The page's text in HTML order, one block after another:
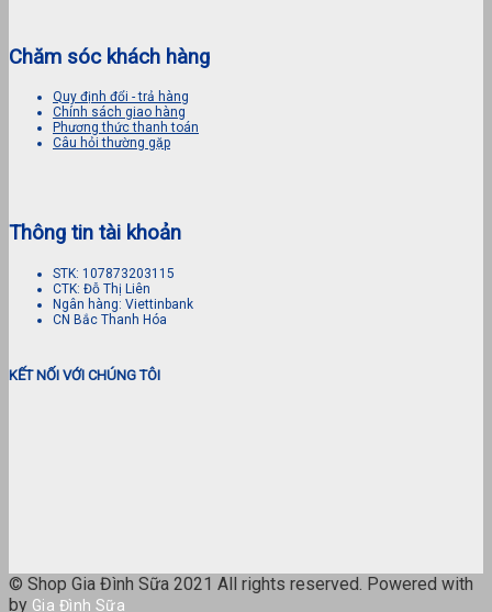
Chăm sóc khách hàng
Quy định đổi - trả hàng
Chính sách giao hàng
Phương thức thanh toán
Câu hỏi thường gặp
Thông tin tài khoản
STK: 107873203115
CTK: Đỗ Thị Liên
Ngân hàng: Viettinbank
CN Bắc Thanh Hóa
KẾT NỐI VỚI CHÚNG TÔI
© Shop Gia Đình Sữa 2021 All rights reserved. Powered with
by Gia Đình Sữa